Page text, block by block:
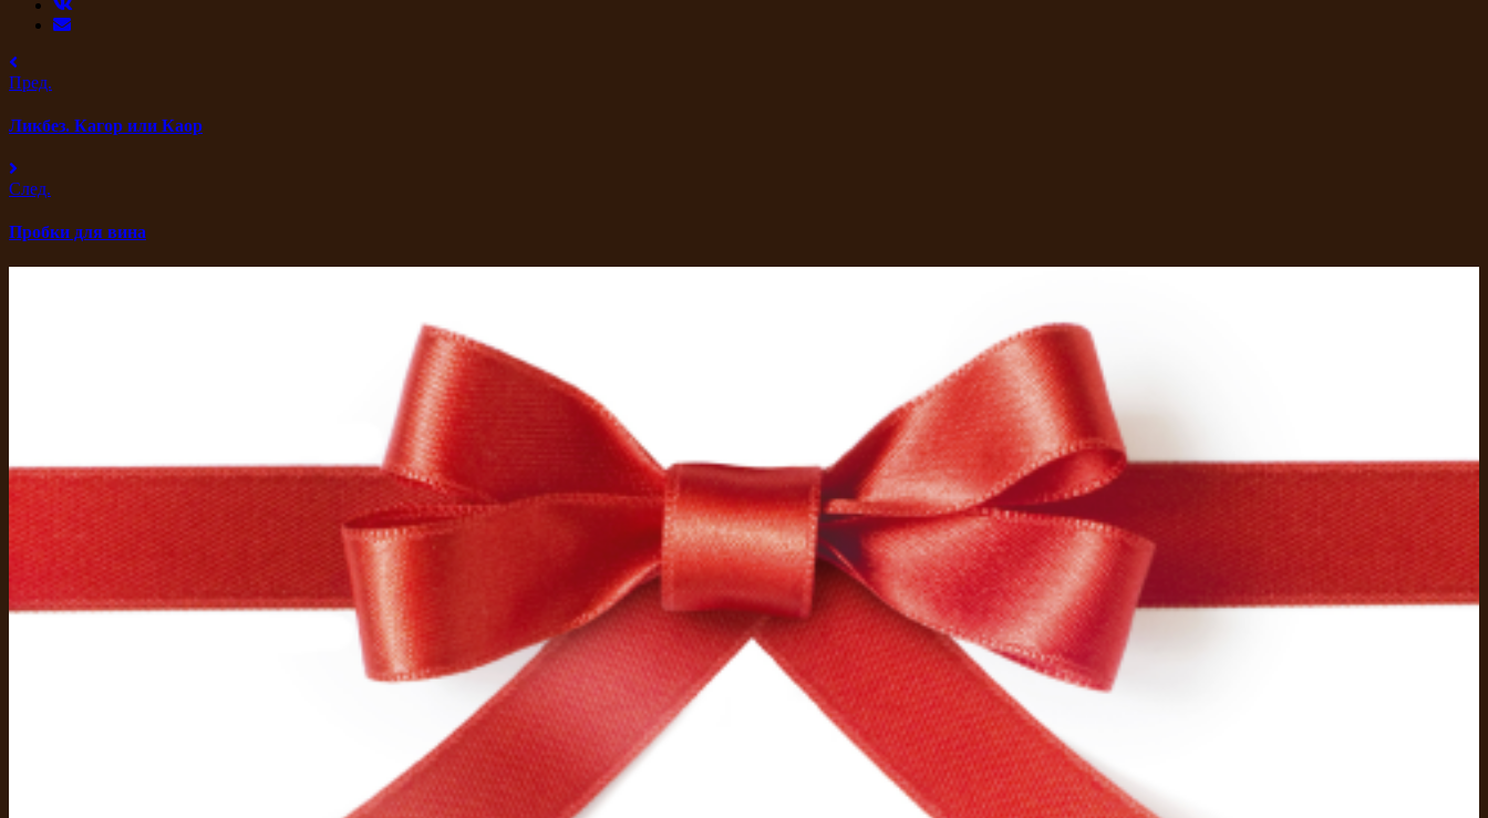
Пред.
Ликбез. Кагор или Каор
След.
Пробки для вина